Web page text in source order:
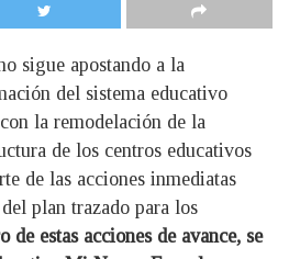
sigue apostando a la
del sistema educativo
la remodelación de la
de los centros educativos
de las acciones inmediatas
plan trazado para los
de estas acciones de avance, se